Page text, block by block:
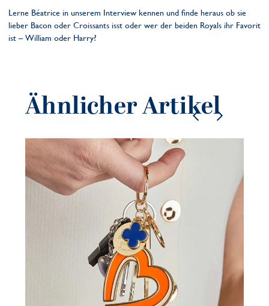
Lerne Béatrice in unserem Interview kennen und finde heraus ob sie
lieber Bacon oder Croissants isst oder wer der beiden Royals ihr Favorit
ist – William oder Harry?
Ähnlicher Artikel